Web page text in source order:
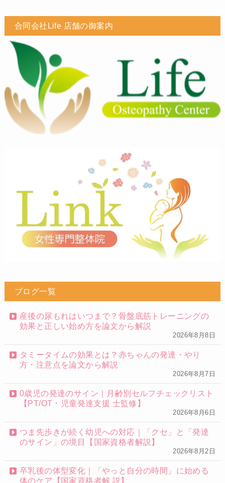
合同会社Life 店舗の御案内
ブログ一覧
産後の尿もれはいつまで？骨盤底筋トレーニングの
効果と正しい始め方を論文から解説
2026年8月8日
タミータイムの効果とは？赤ちゃんの発達・やり
方・注意点を論文から解説
2026年8月7日
0歳児の発達のサイン｜月齢別セルフチェックリスト
【PT/OT・児童発達支援 士監修】
2026年8月6日
つま先歩きが続く幼児への対応｜「クセ」と「発達
のサイン」の境目【国家資格者解説】
2026年8月2日
卒乳後の体型変化｜「やっと自分の時間」に始める
体のケア【国家資格者解 説】